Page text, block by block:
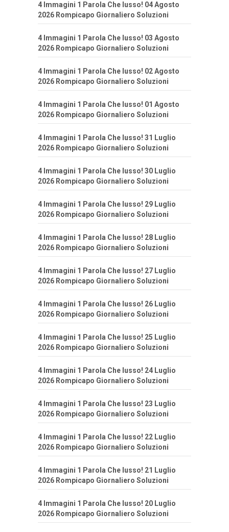
4 Immagini 1 Parola Che lusso! 04 Agosto
2026 Rompicapo Giornaliero Soluzioni
4 Immagini 1 Parola Che lusso! 03 Agosto
2026 Rompicapo Giornaliero Soluzioni
4 Immagini 1 Parola Che lusso! 02 Agosto
2026 Rompicapo Giornaliero Soluzioni
4 Immagini 1 Parola Che lusso! 01 Agosto
2026 Rompicapo Giornaliero Soluzioni
4 Immagini 1 Parola Che lusso! 31 Luglio
2026 Rompicapo Giornaliero Soluzioni
4 Immagini 1 Parola Che lusso! 30 Luglio
2026 Rompicapo Giornaliero Soluzioni
4 Immagini 1 Parola Che lusso! 29 Luglio
2026 Rompicapo Giornaliero Soluzioni
4 Immagini 1 Parola Che lusso! 28 Luglio
2026 Rompicapo Giornaliero Soluzioni
4 Immagini 1 Parola Che lusso! 27 Luglio
2026 Rompicapo Giornaliero Soluzioni
4 Immagini 1 Parola Che lusso! 26 Luglio
2026 Rompicapo Giornaliero Soluzioni
4 Immagini 1 Parola Che lusso! 25 Luglio
2026 Rompicapo Giornaliero Soluzioni
4 Immagini 1 Parola Che lusso! 24 Luglio
2026 Rompicapo Giornaliero Soluzioni
4 Immagini 1 Parola Che lusso! 23 Luglio
2026 Rompicapo Giornaliero Soluzioni
4 Immagini 1 Parola Che lusso! 22 Luglio
2026 Rompicapo Giornaliero Soluzioni
4 Immagini 1 Parola Che lusso! 21 Luglio
2026 Rompicapo Giornaliero Soluzioni
4 Immagini 1 Parola Che lusso! 20 Luglio
2026 Rompicapo Giornaliero Soluzioni